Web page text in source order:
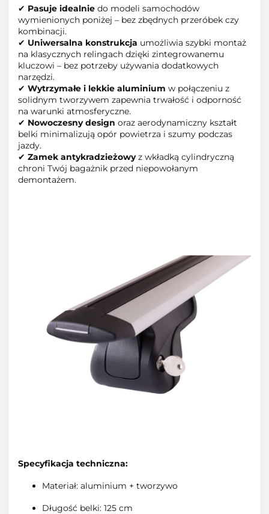
✔ Pasuje idealnie do modeli samochodów
wymienionych poniżej – bez zbędnych przeróbek czy
kombinacji.
✔ Uniwersalna konstrukcja umożliwia szybki montaż
na klasycznych relingach dzięki zintegrowanemu
kluczowi – bez potrzeby używania dodatkowych
narzędzi.
✔ Wytrzymałe i lekkie aluminium w połączeniu z
solidnym tworzywem zapewnia trwałość i odporność
na warunki atmosferyczne.
✔ Nowoczesny design oraz aerodynamiczny kształt
belki minimalizują opór powietrza i szumy podczas
jazdy.
✔ Zamek antykradzieżowyz wkładką cylindryczną
chroni Twój bagażnik przed niepowołanym
demontażem.
Specyfikacja techniczna:
Materiał: aluminium + tworzywo
Długość belki: 125 cm